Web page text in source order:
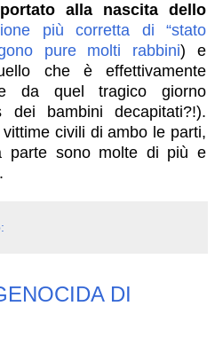
alla nascita dello
più corretta di “stato
pure molti rabbini) e
che è effettivamente
da quel tragico giorno
dei bambini decapitati?!).
civili di ambo le parti,
parte sono molte di più e
DI